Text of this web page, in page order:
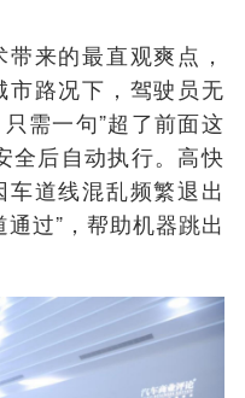
来的最直观爽点，
路况下，驾驶员无
需一句”超了前面这
全后自动执行。高快
道线混乱频繁退出
过”，帮助机器跳出